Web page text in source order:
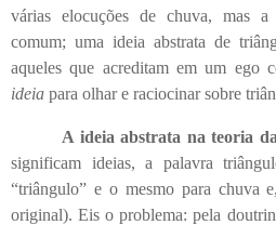
várias elocuções de chuva, mas
comum; uma ideia abstrata de
aqueles que acreditam em um ego
ideia para olhar e raciocinar sobre
A ideia abstrata na teoria
significam ideias, a palavra
“triângulo” e o mesmo para chuva
original). Eis o problema: pela